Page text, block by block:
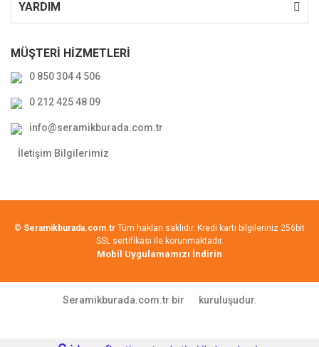
YARDIM
MÜŞTERİ HİZMETLERİ
0 850 304 4 506
0 212 425 48 09
info@seramikburada.com.tr
İletişim Bilgilerimiz
© Seramikburada.com.tr Tüm hakları saklıdır. Kredi kartı bilgileriniz 256bit
SSL sertifikası ile korunmaktadır.
Mobil Uygulamamızı İndirin
Seramikburada.com.tr bir kuruluşudur.